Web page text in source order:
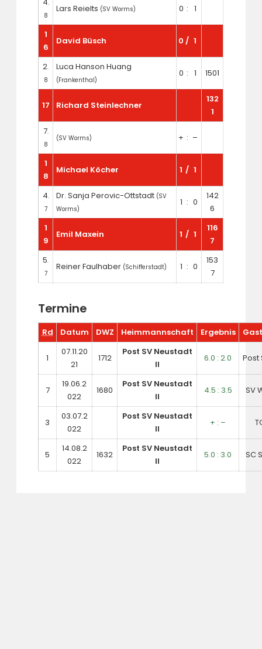
.
8
Lars Reielts (SV Worms) 0 : 1
1
6
David Büsch 0 / 1
2.
8
Luca Hanson Huang
(Frankenthal)
0 : 1 1501
17 Richard Steinlechner
132
1
7.
8
(SV Worms) + : –
1
8
Michael Köcher 1 / 1
4.
7
Dr. Sanja Perovic-Ottstadt (SV
Worms)
1 : 0
142
6
1
9
Emil Maxein 1 / 1
116
7
5.
7
Reiner Faulhaber (Schifferstadt) 1 : 0
153
7
Termine
Rd Datum DWZ Heimmannschaft Ergebnis
1
07.11.20
21
1712
Post SV Neustadt
II
6.0 : 2.0 Post
7
19.06.2
022
1680
Post SV Neustadt
II
4.5 : 3.5 SV
3
03.07.2
022
Post SV Neustadt
II
+ : –
5
14.08.2
022
1632
Post SV Neustadt
II
5.0 : 3.0 SC